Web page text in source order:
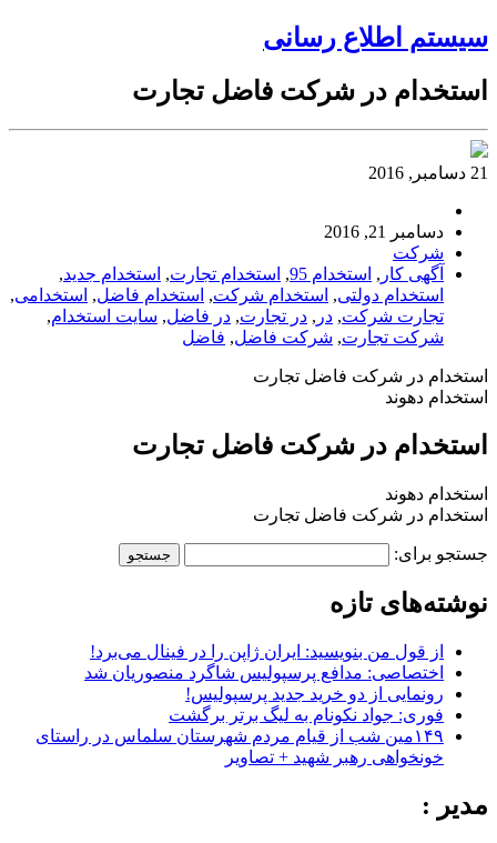
سیستم اطلاع رسانی
استخدام در شرکت فاضل تجارت
21 دسامبر, 2016
دسامبر 21, 2016
شرکت
آگهی کار , استخدام 95 , استخدام تجارت, استخدام جدید,
استخدام دولتی, استخدام شرکت, استخدام فاضل, استخدامی,
تجارت شرکت, در , در تجارت, در فاضل, سایت استخدام,
شرکت تجارت, شرکت فاضل, فاضل
استخدام در شرکت فاضل تجارت
استخدام دهوند
استخدام در شرکت فاضل تجارت
استخدام دهوند
استخدام در شرکت فاضل تجارت
جستجو برای:
نوشته‌های تازه
از قول من بنویسید: ایران ژاپن را در فینال می‌برد!
اختصاصی: مدافع پرسپولیس شاگرد منصوریان شد
رونمایی از دو خرید جدید پرسپولیس!
فوری: جواد نکونام به لیگ برتر برگشت
۱۴۹مین شب از قیام مردم شهرستان سلماس در راستای
خونخواهی رهبر شهید + تصاویر
مدیر :